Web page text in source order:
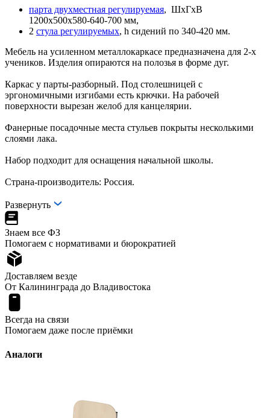
парта двухместная регулируемая, ШхГхВ
1200х500х580-640-700 мм,
2 стула регулируемых, h сидений по 340-420 мм.
Мебель на усиленном металлокаркасе предназначена для 2-х
учеников. Изделия опираются на полозья в форме дуг.
Каркас у парты-разборный. Под столешницей с
эргономичными изгибами есть крючки. На рабочей
поверхности вырезан желоб для канцелярии.
Фанерные посадочные места стульев покрыты несколькими
слоями лака.
Набор подходит для оснащения начальной школы.
Страна-производитель: Россия.
Развернуть
Знаем все ФЗ
Помогаем с нормативами и бюрократией
Доставляем везде
От Калининграда до Владивостока
Всегда на связи
Помогаем даже после приёмки
Аналоги